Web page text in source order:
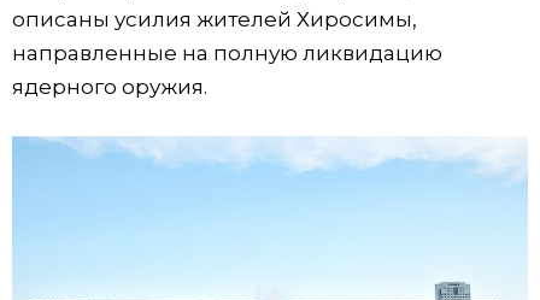
описаны усилия жителей Хиросимы,
направленные на полную ликвидацию
ядерного оружия.